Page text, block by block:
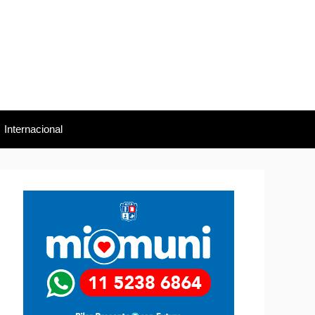
Internacional